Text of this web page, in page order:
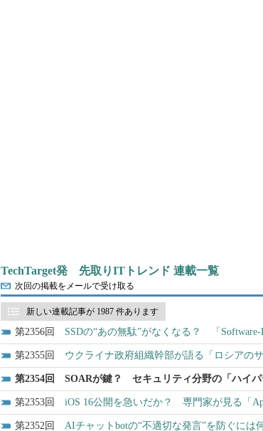
TechTarget発 先取りITトレンド 連載一覧
次回の掲載をメールで受け取る
新しい連載記事が 1987 件あります
2356 SSDの“あの無駄”がなくなる？ 「Software-
2355 ウクライナ政府組織幹部が語る「ロシアの
2354 SOARが鍵？ セキュリティ分野の「ハイ
2353 iOS 16公開を急いだか？ 専門家が見る「
2352 AIチャットbotの“不適切な発言”を防ぐには